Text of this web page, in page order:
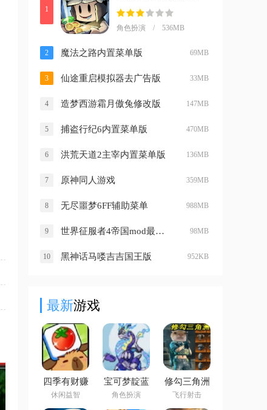
1
角色扮演 / 536MB
2 魔法之路内置菜单版 69MB
3 仙途重启模拟器去广告版 33MB
4 造梦西游霜月傲兔修改版 147MB
5 捕盗行纪6内置菜单版 470MB
6 洪荒天道2主宰内置菜单版 136MB
7 原神同人游戏 359MB
8 无尽噩梦6FF辅助菜单 988MB
9 世界征服者4帝国mod最终版 98MB
10 黑神话马喽吉吉国王版 952KB
最新游戏
四季有财赚
钱小游戏
休闲益智
宝可梦靛蓝
石英手机版
角色扮演
修勾三角洲
模拟游戏
飞行射击